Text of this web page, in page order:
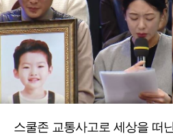
스쿨존 교통사고로 세상을 떠